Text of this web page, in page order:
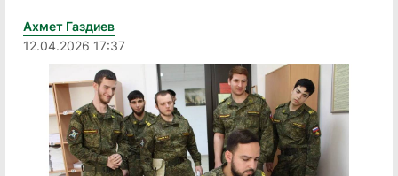
Ахмет Газдиев
12.04.2026 17:37